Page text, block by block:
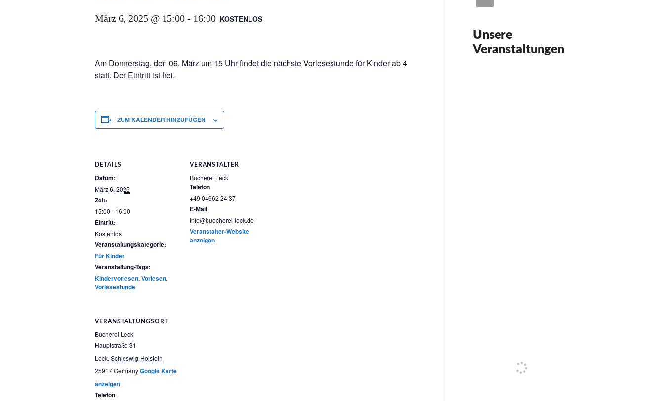
März 6, 2025 @ 15:00 - 16:00 KOSTENLOS
Am Donnerstag, den 06. März um 15 Uhr findet die nächste Vorlesestunde für Kinder ab 4
statt. Der Eintritt ist frei.
ZUM KALENDER HINZUFÜGEN
DETAILS
Datum:
März 6, 2025
Zeit:
15:00 - 16:00
Eintritt:
Kostenlos
Veranstaltungskategorie:
Für Kinder
Veranstaltung-Tags:
Kindervorlesen, Vorlesen,
Vorlesestunde
VERANSTALTER
Bücherei Leck
Telefon
+49 04662 24 37
E-Mail
info@buecherei-leck.de
Veranstalter-Website
anzeigen
VERANSTALTUNGSORT
Bücherei Leck
Hauptstraße 31
Leck, Schleswig-Holstein
25917GermanyGoogle Karte
anzeigen
Telefon
Unsere
Veranstaltungen